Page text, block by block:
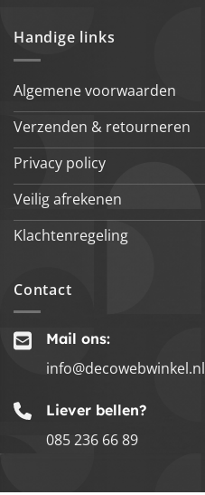
Handige links
Algemene voorwaarden
Verzenden & retourneren
Privacy policy
Veilig afrekenen
Klachtenregeling
Contact
Mail ons:
info@decowebwinkel.nl
Liever bellen?
085 236 66 89